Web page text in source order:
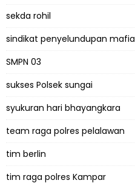
sekda rohil
sindikat penyelundupan mafia
SMPN 03
sukses Polsek sungai
syukuran hari bhayangkara
team raga polres pelalawan
tim berlin
tim raga polres Kampar